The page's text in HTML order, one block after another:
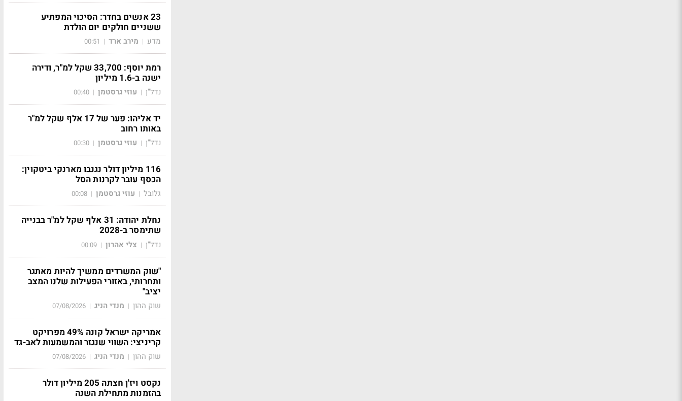
23 אנשים בחדר: הסיכוי המפתיע
ששניים חולקים יום הולדת
מדע | מירב ארד |
00:51
רמת יוסף: 33,700 שקל למ"ר, ודירה
ישנה ב-1.6 מיליון
נדל"ן | עוזי גרסטמן |
00:40
יד אליהו: פער של 17 אלף שקל למ"ר
באותו רחוב
נדל"ן | עוזי גרסטמן |
00:30
116 מיליון דולר נגנבו מארנקי ביטקוין:
הכסף עובר לקרנות הסל
גלובל | עוזי גרסטמן |
00:08
נחלת יהודה: 31 אלף שקל למ"ר בבנייה
שתימסר ב-2028
נדל"ן | צלי אהרון |
00:09
"שוק המשרדים ממשיך להיות מאתגר
ותחרותי, באזורי הפעילות שלנו המצב
יציב"
שוק ההון | מנדי הניג |
07/08/2026
אמריקה ישראל קונה 49% מפרויקט
קריניצי: השווי שנגזר והמשמעות לאב-גד
שוק ההון | מנדי הניג |
07/08/2026
נקסט ויז'ן חצתה 205 מיליון דולר
בהזמנות מתחילת השנה